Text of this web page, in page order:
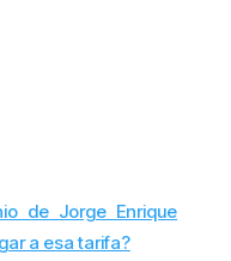
de Jorge Enrique
a esa tarifa?